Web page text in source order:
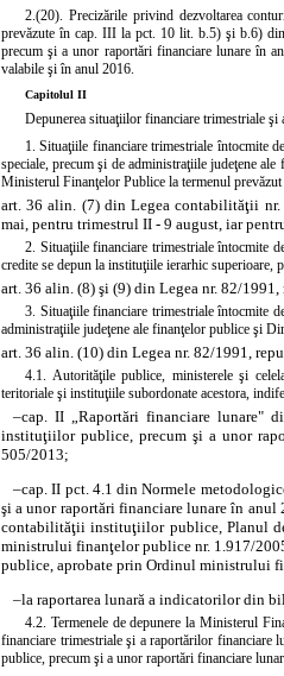
2.(20). Precizările privind dezvoltarea
prevăzute în cap. III la pct. 10 lit. b.5) şi b.6)
precum şi a unor raportări financiare lunare în
valabile şi în anul 2016.
Capitolul II
Depunerea situaţiilor financiare trimestriale
1. Situaţiile financiare trimestriale întocmite
speciale, precum şi de administraţiile judeţene
Ministerul Finanţelor Publice la termenul prevăzut
art. 36 alin. (7) din Legea contabilităţii
mai, pentru trimestrul II - 9 august, iar
2. Situaţiile financiare trimestriale întocmite
credite se depun la instituţiile ierarhic superioare,
art. 36 alin. (8) şi (9) din Legea nr. 82/
3. Situaţiile financiare trimestriale întocmite
administraţiile judeţene ale finanţelor publice şi
art. 36 alin. (10) din Legea nr. 82/1991,
4.1. Autorităţile publice, ministerele şi
teritoriale şi instituţiile subordonate acestora,
–cap. II „Raportări financiare lunare"
instituţiilor publice, precum şi a unor
505/2013;
–cap. II pct. 4.1 din Normele
şi a unor raportări financiare lunare în
contabilităţii instituţiilor publice, Planul
ministrului finanţelor publice nr. 1.917/
publice, aprobate prin Ordinul ministrului
–la raportarea lunară a indicatorilor din
4.2. Termenele de depunere la Ministerul
financiare trimestriale şi a raportărilor financiare
publice, precum şi a unor raportări financiare